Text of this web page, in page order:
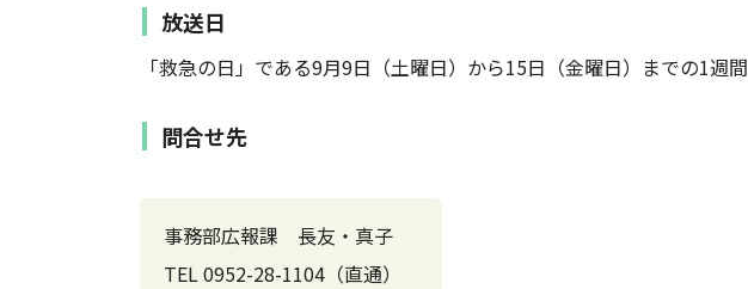
放送日
「救急の日」である9月9日（土曜日）から15日（金曜日）までの1週間
問合せ先
事務部広報課 長友・真子
TEL 0952-28-1104（直通）